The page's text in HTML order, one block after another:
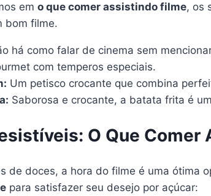
em o que comer assistindo filme, os
bom filme.
há como falar de cinema sem
com temperos especiais.
Um petisco crocante que combina
Saborosa e crocante, a batata frita é
O Que Comer
de doces, a hora do filme é uma ótima
para satisfazer seu desejo por açúcar: